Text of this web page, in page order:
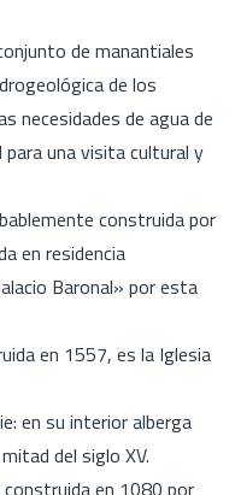
de manantiales
de los
necesidades de agua de
para una visita cultural y
construida por
en residencia
Baronal» por esta
en 1557, es la Iglesia
en su interior alberga
del siglo XV.
en 1080 por